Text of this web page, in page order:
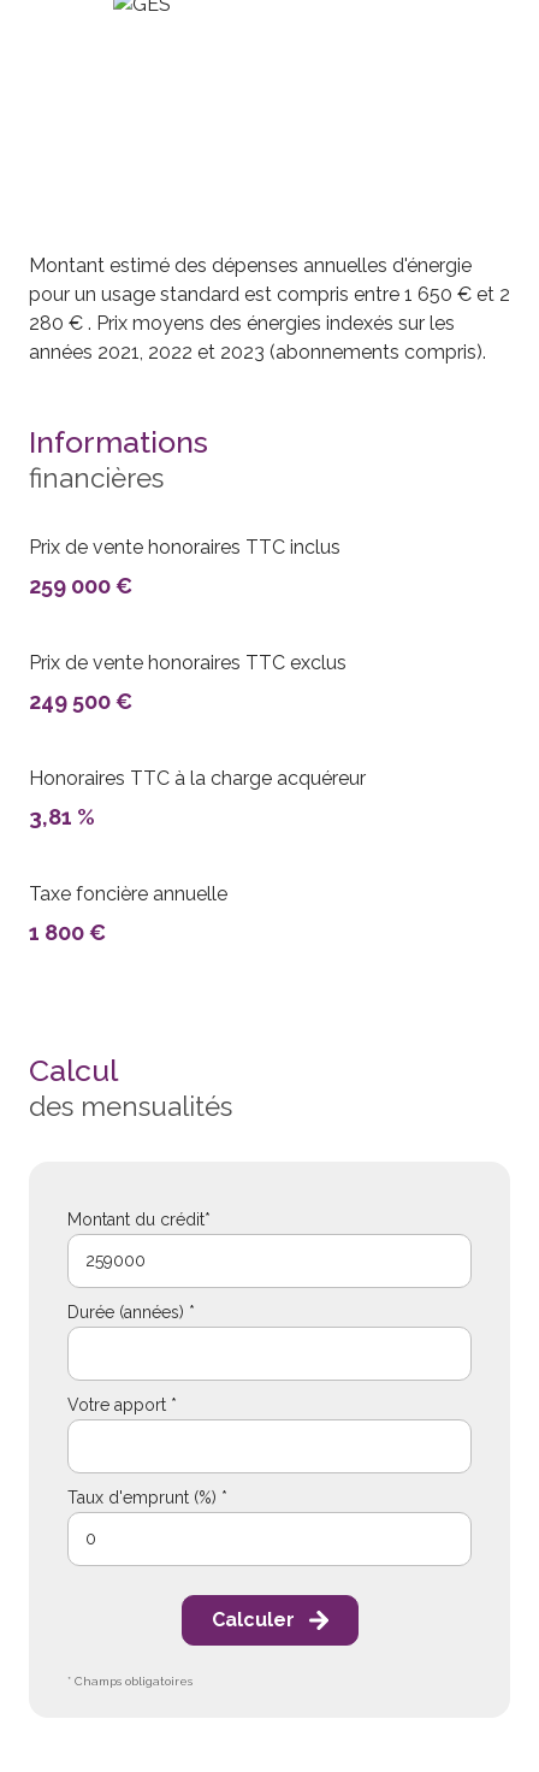
Montant estimé des dépenses annuelles d'énergie
pour un usage standard est compris entre 1 650 € et 2
280 € . Prix moyens des énergies indexés sur les
années 2021, 2022 et 2023 (abonnements compris).
Informations
financières
Prix de vente honoraires TTC inclus
259 000 €
Prix de vente honoraires TTC exclus
249 500 €
Honoraires TTC à la charge acquéreur
3,81 %
Taxe foncière annuelle
1 800 €
Calcul
des mensualités
Montant du crédit*
Durée (années) *
Votre apport *
Taux d'emprunt (%) *
Calculer
* Champs obligatoires